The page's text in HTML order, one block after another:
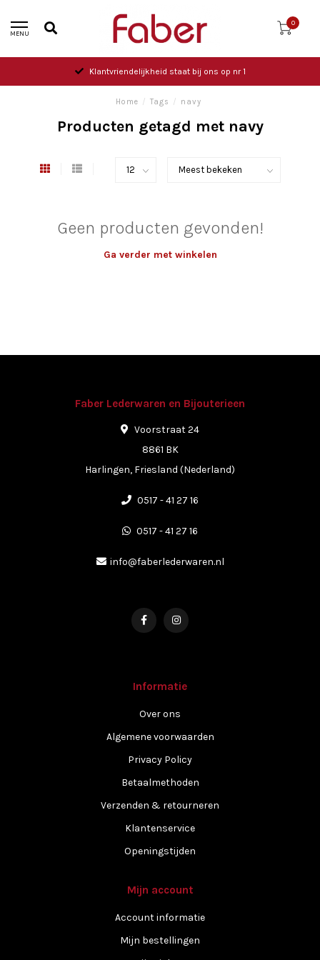
MENU
0
Klantvriendelijkheid staat bij ons op nr 1
Home / Tags / navy
Producten getagd met navy
Geen producten gevonden!
Ga verder met winkelen
Faber Lederwaren en Bijouterieen
Voorstraat 24
8861 BK
Harlingen, Friesland (Nederland)
0517 - 41 27 16
0517 - 41 27 16
info@faberlederwaren.nl
Informatie
Over ons
Algemene voorwaarden
Privacy Policy
Betaalmethoden
Verzenden & retourneren
Klantenservice
Openingstijden
Mijn account
Account informatie
Mijn bestellingen